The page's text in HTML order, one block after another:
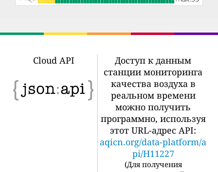
Cloud API
Доступ к данным
станции мониторинга
качества воздуха в
реальном времени
можно получить
программно, используя
этот URL-адрес API:
aqicn.org/data-platform/a
pi/H11227
(Для получения